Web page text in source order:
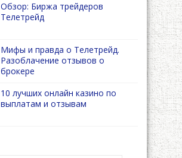
Обзор: Биржа трейдеров
Телетрейд
Мифы и правда о Телетрейд.
Разоблачение отзывов о
брокере
10 лучших онлайн казино по
выплатам и отзывам